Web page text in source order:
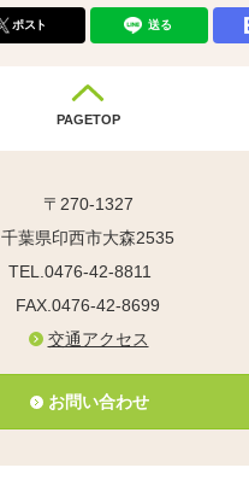
ポスト 送る
PAGETOP
〒270-1327
千葉県印西市大森2535
TEL.0476-42-8811
FAX.0476-42-8699
交通アクセス
お問い合わせ